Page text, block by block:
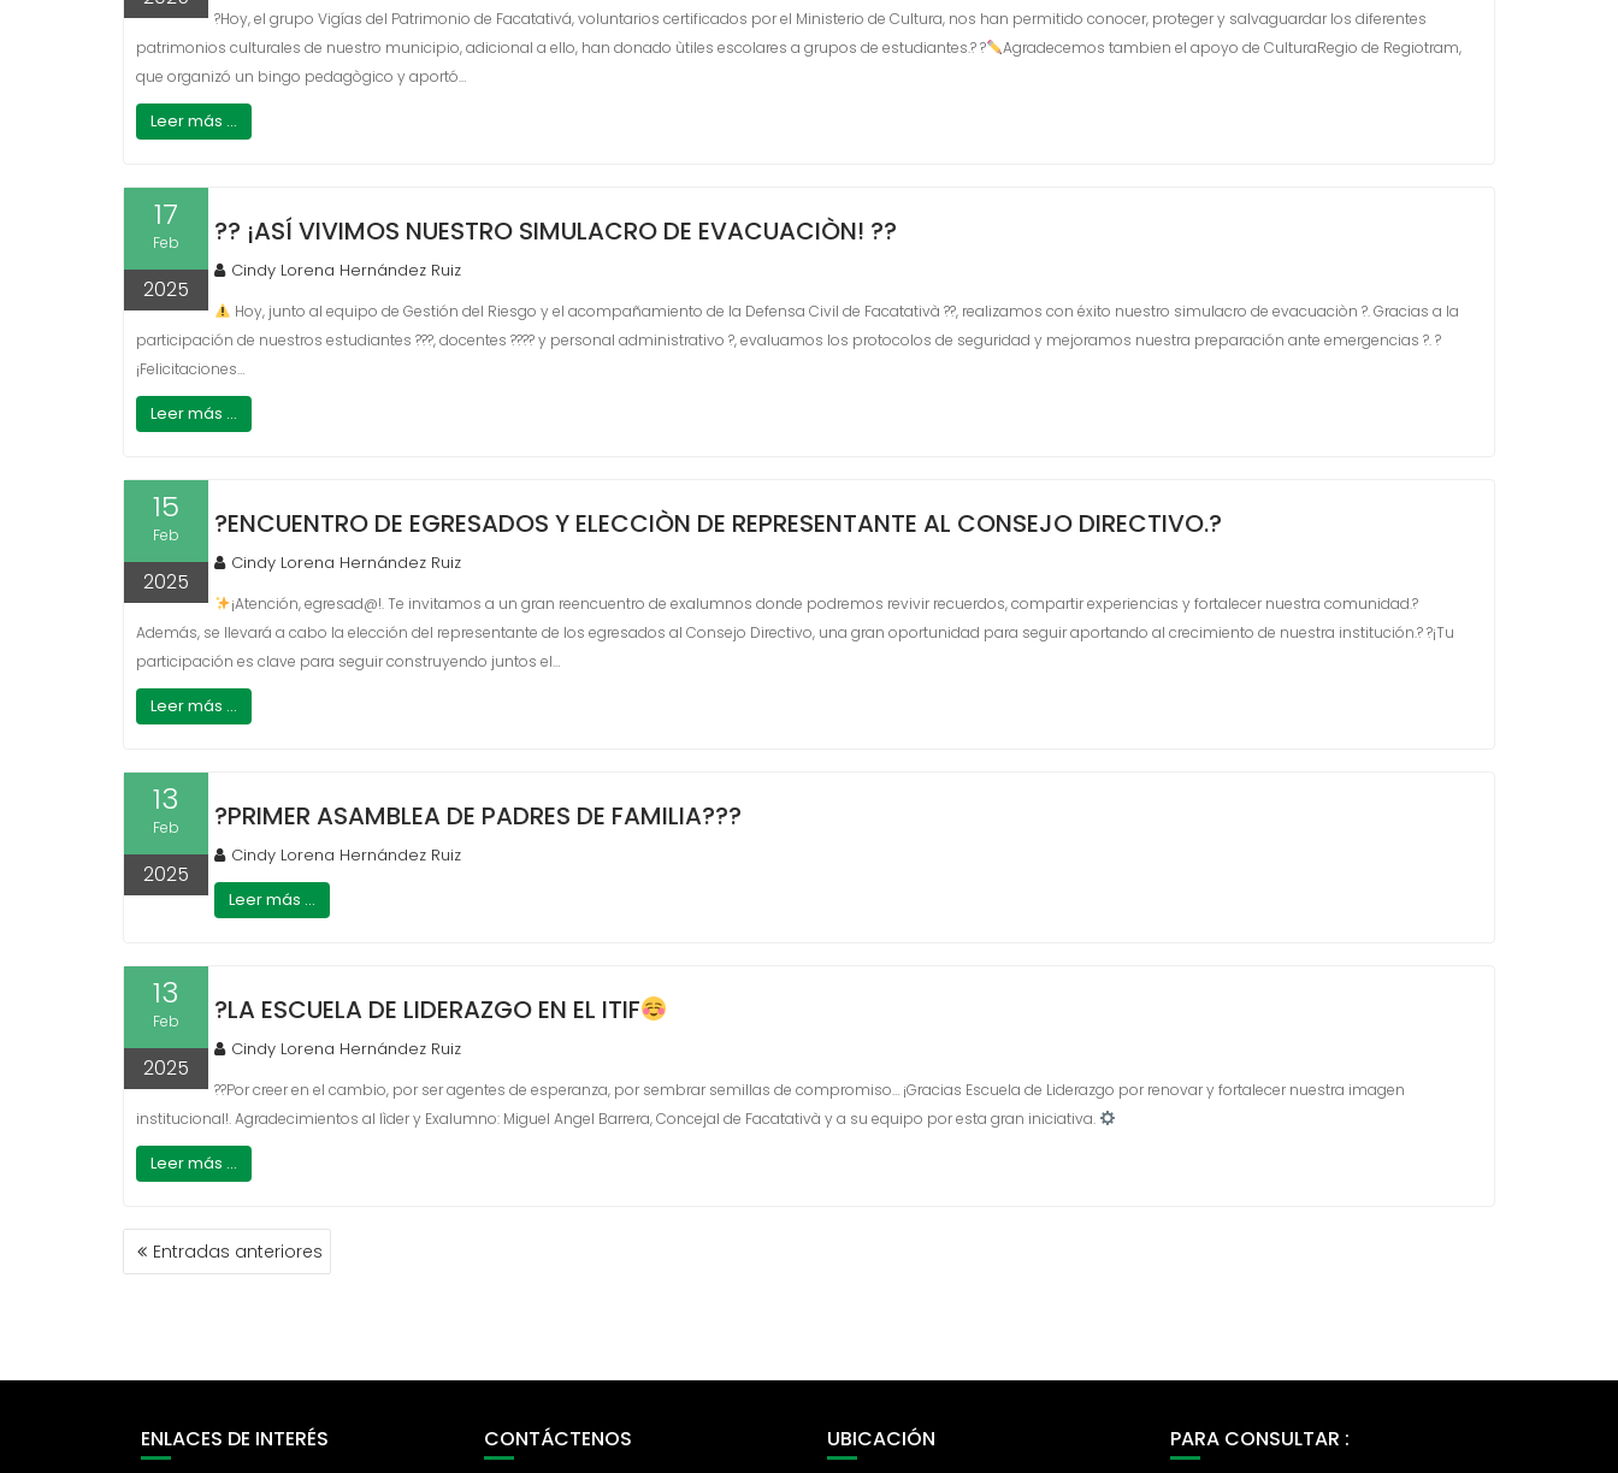
?Hoy, el grupo Vigías del Patrimonio de Facatativá, voluntarios certificados por el Ministerio de Cultura, nos han permitido conocer, proteger y salvaguardar los diferentes
patrimonios culturales de nuestro municipio, adicional a ello, han donado ùtiles escolares a grupos de estudiantes.? ?
Agradecemos tambien el apoyo de CulturaRegio de Regiotram,
que organizó un bingo pedagògico y aportó…
Leer más ...
17
Feb
2025
?? ¡ASÍ VIVIMOS NUESTRO SIMULACRO DE EVACUACIÒN! ??
Cindy Lorena Hernández Ruiz
Hoy, junto al equipo de Gestión del Riesgo y el acompañamiento de la Defensa Civil de Facatativà ??, realizamos con éxito nuestro simulacro de evacuaciòn ?. Gracias a la
participación de nuestros estudiantes ??‍?, docentes ?‍??‍? y personal administrativo ?, evaluamos los protocolos de seguridad y mejoramos nuestra preparación ante emergencias ?. ?
¡Felicitaciones…
Leer más ...
15
Feb
2025
?️ENCUENTRO DE EGRESADOS Y ELECCIÒN DE REPRESENTANTE AL CONSEJO DIRECTIVO.?
Cindy Lorena Hernández Ruiz
¡Atención, egresad@!. Te invitamos a un gran reencuentro de exalumnos donde podremos revivir recuerdos, compartir experiencias y fortalecer nuestra comunidad.?
Además, se llevará a cabo la elección del representante de los egresados al Consejo Directivo, una gran oportunidad para seguir aportando al crecimiento de nuestra institución.??¡Tu
participación es clave para seguir construyendo juntos el…
Leer más ...
13
Feb
2025
?PRIMER ASAMBLEA DE PADRES DE FAMILIA?‍?‍?
Cindy Lorena Hernández Ruiz
Leer más ...
13
Feb
2025
?LA ESCUELA DE LIDERAZGO EN EL ITIF
Cindy Lorena Hernández Ruiz
??Por creer en el cambio, por ser agentes de esperanza, por sembrar semillas de compromiso… ¡Gracias Escuela de Liderazgo por renovar y fortalecer nuestra imagen
institucional!. Agradecimientos al lìder y Exalumno: Miguel Angel Barrera, Concejal de Facatativà y a su equipo por esta gran iniciativa.
Leer más ...
NAVEGACIÓN
DEEntradas anteriores
ENLACES DE INTERÉS CONTÁCTENOS UBICACIÓN PARA CONSULTAR :